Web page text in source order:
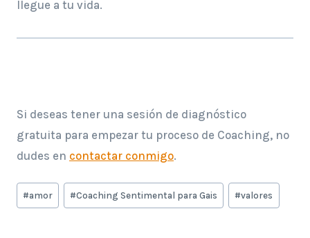
llegue a tu vida.
Si deseas tener una sesión de diagnóstico
gratuita para empezar tu proceso de Coaching, no
dudes en contactar conmigo.
Etiquetas
de
#amor #Coaching Sentimental para Gais #valores